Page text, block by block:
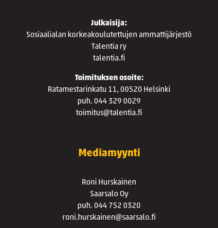
Julkaisija:
Sosiaalialan korkeakoulutettujen ammattijärjestö
Talentia ry
talentia.fi
Toimituksen osoite:
Ratamestarinkatu 11, 00520 Helsinki
puh. 044 329 0029
toimitus@talentia.fi
Mediamyynti
Roni Hurskainen
Saarsalo Oy
puh. 044 752 0320
roni.hurskainen@saarsalo.fi